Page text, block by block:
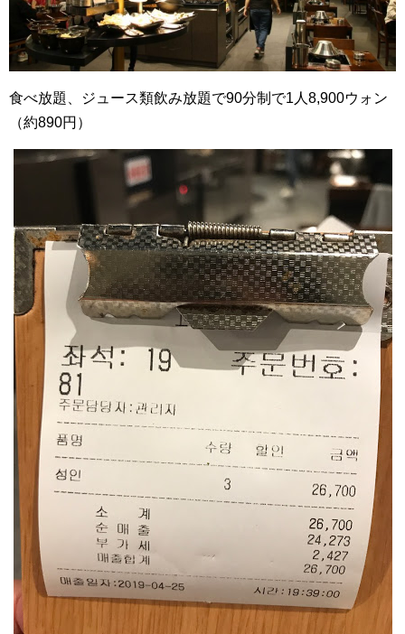
食べ放題、ジュース類飲み放題で90分制で1人8,900ウォン
（約890円）